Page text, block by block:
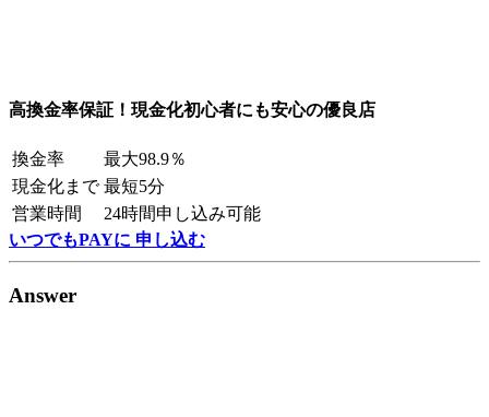
高換金率保証！現金化初心者にも安心の優良店
換金率
最大98.9％
現金化まで 最短5分
営業時間
24時間申し込み可能
いつでもPAYに 申し込む
Answer